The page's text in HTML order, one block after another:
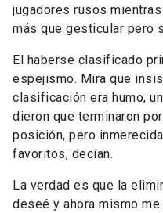
jugadores rusos
más que gesticular pero
El haberse clasificado
espejismo. Mira que
clasificación era humo,
dieron que terminaron
posición, pero
favoritos, decían.
La verdad es que la
deseé y ahora mismo